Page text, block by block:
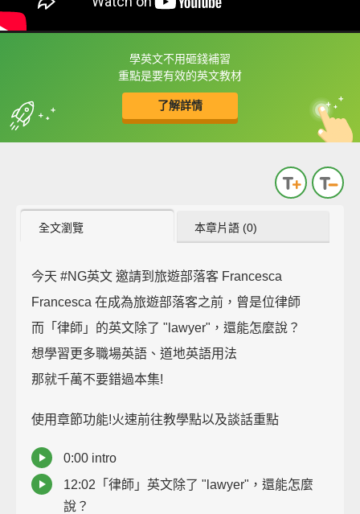
學英文不用砸錢補習
重點是要有效的英文教材
了解詳情
框選或點兩下字幕可以直接查字典喔！
全文瀏覽 本章片語 (0)
今天 #NG英文 邀請到旅遊部落客 Francesca
Francesca 在成為旅遊部落客之前，曾是位律師
而「律師」的英文除了 "lawyer"，還能怎麼說？
想學習更多職場英語、道地英語用法
那就千萬不要錯過本集!
使用章節功能!火速前往教學點以及談話重點
0:00 intro
12:02「律師」英文除了 "lawyer"，還能怎麼
說？